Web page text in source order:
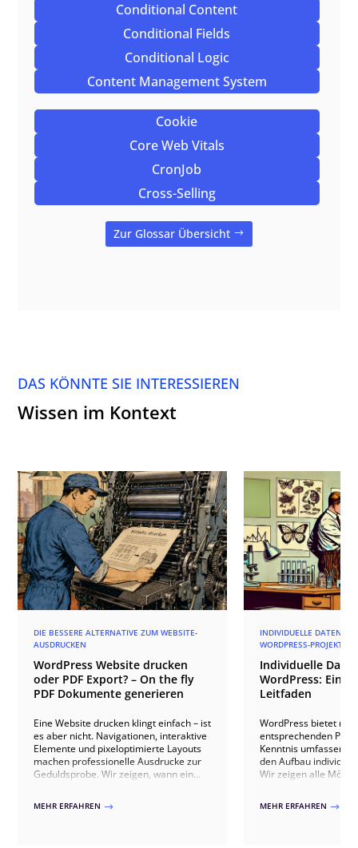
Conditional Content
Conditional Fields
Conditional Logic
Content Management System
Cookie
Core Web Vitals
CronJob
Cross-Selling
Zur Glossar Übersicht
DAS KÖNNTE SIE INTERESSIEREN
Wissen im Kontext
DIE BESSERE ALTERNATIVE ZUM WEBSITE-
AUSDRUCKEN
WordPress Website drucken
oder PDF Export? – On the fly
PDF Dokumente generieren
Eine Website drucken klingt einfach – ist
es aber nicht. Navigationen, interaktive
Elemente und pixeloptimierte Layouts
machen professionelle Ausdrucke zur
Geduldsprobe. Wir zeigen, wann ein
Grenzen stoßen und wann eine
MEHR ERFAHREN $
INDIVIDUELLE
WORDPRESS-PROJEKT!
Individuelle
WordPress: Ein
Leitfaden
WordPress bietet mit
entsprechenden
Kenntnis
den Aufbau
Wir zeigen alle
um komplexe
MEHR ERFAHREN $